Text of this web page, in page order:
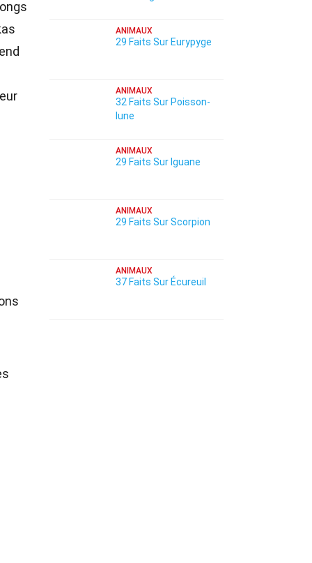
ANIMAUX
29 Faits Sur Eurypyge
ANIMAUX
32 Faits Sur Poisson-
lune
ANIMAUX
29 Faits Sur Iguane
ANIMAUX
29 Faits Sur Scorpion
ANIMAUX
37 Faits Sur Écureuil